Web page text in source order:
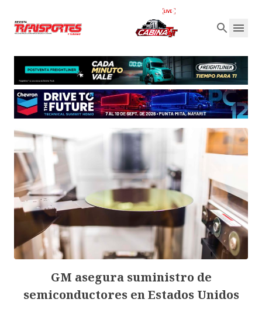
GM asegura suministro de
semiconductores en Estados Unidos